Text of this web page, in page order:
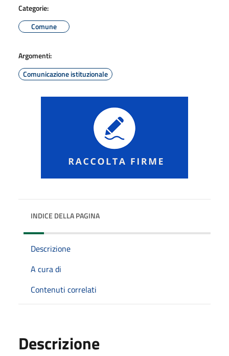
Categorie:
Comune
Argomenti:
Comunicazione istituzionale
INDICE DELLA PAGINA
Descrizione
A cura di
Contenuti correlati
Descrizione